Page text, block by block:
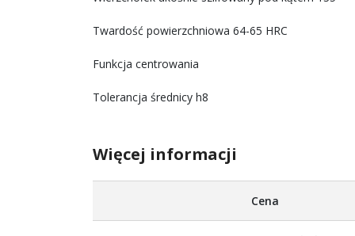
Twardość powierzchniowa 64-65 HRC
Funkcja centrowania
Tolerancja średnicy h8
Więcej informacji
Cena